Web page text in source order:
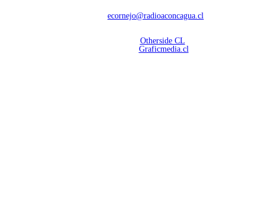
ecornejo@radioaconcagua.cl
Otherside CL
Graficmedia.cl